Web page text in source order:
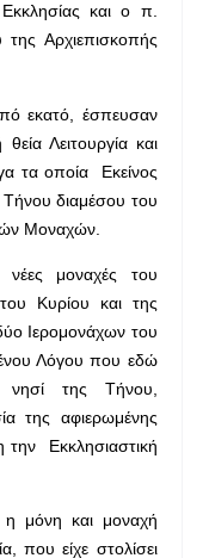
και ο π.
Αρχιεπισκοπής
εκατό, έσπευσαν
Λειτουργία και
τα οποία Εκείνος
Τήνου διαμέσου του
Μοναχών.
μοναχές του
Κυρίου και της
Ιερομονάχων του
Λόγου που εδώ
νησί της Τήνου,
της αφιερωμένης
την Εκκλησιαστική
η μόνη και μοναχή
που είχε στολίσει